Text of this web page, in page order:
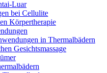
Luar
bei Cellulite
Körpertherapie
in Thermalbädern
Gesichtsmassage